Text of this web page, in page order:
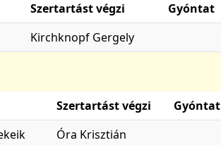
Szertartást végzi
Gyóntat
Kirchknopf Gergely
Szertartást végzi
Gyóntat
Óra Krisztián